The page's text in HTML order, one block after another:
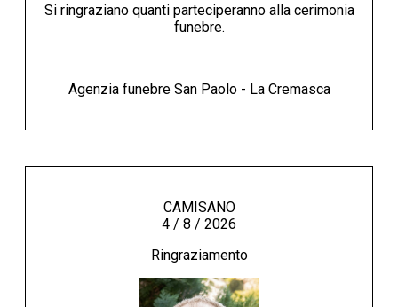
Si ringraziano quanti parteciperanno alla cerimonia
funebre.
Agenzia funebre San Paolo - La Cremasca
CAMISANO
4 / 8 / 2026
Ringraziamento